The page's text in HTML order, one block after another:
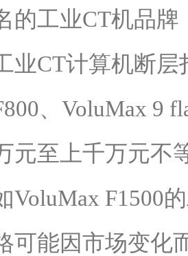
的工业CT机品
业CT计算机断层
、VoluMax 9
元至上千万元不
VoluMax F1500
可能因市场变化